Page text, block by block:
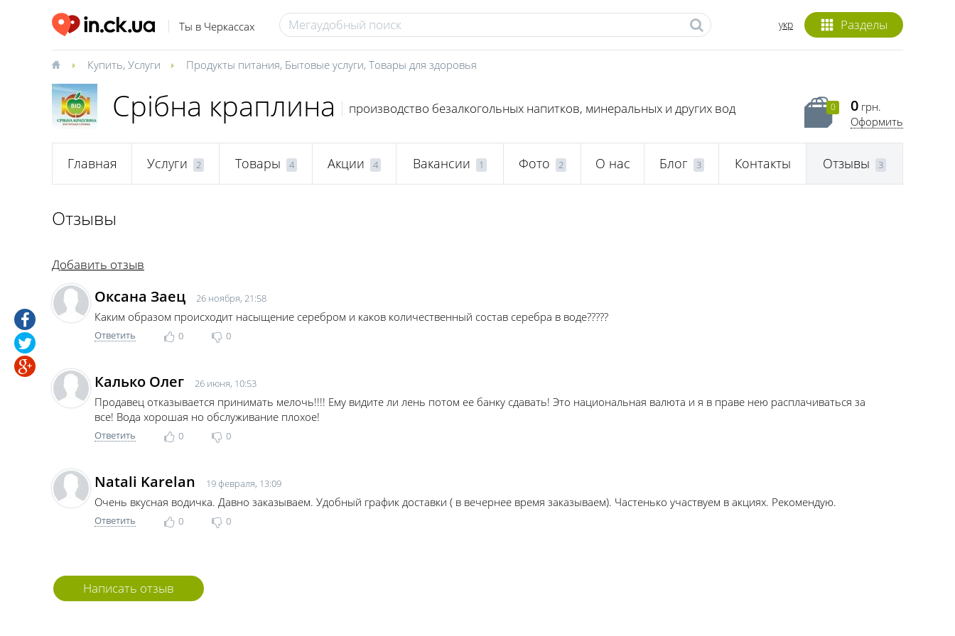
Ты в Черкассах Разделы
укр
Купить, Услуги Продукты питания, Бытовые услуги, Товары для здоровья
Срібна краплина производство безалкогольных напитков, минеральных и других вод 0 0 грн.
Оформить
Главная Услуги 2 Товары 4 Акции 4 Вакансии 1 Фото 2 О нас Блог 3 Контакты Отзывы 3
Отзывы
Добавить отзыв
Оксана Заец 26 ноября, 21:58
Каким образом происходит насыщение серебром и каков количественный состав серебра в воде?????
Ответить 0 0
Калько Олег 26 июня, 10:53
Продавец отказывается принимать мелочь!!!! Ему видите ли лень потом ее банку сдавать! Это национальная валюта и я в праве нею расплачиваться за
все! Вода хорошая но обслуживание плохое!
Ответить 0 0
Natali Karelan 19 февраля, 13:09
Очень вкусная водичка. Давно заказываем. Удобный график доставки ( в вечернее время заказываем). Частенько участвуем в акциях. Рекомендую.
Ответить 0 0
Написать отзыв